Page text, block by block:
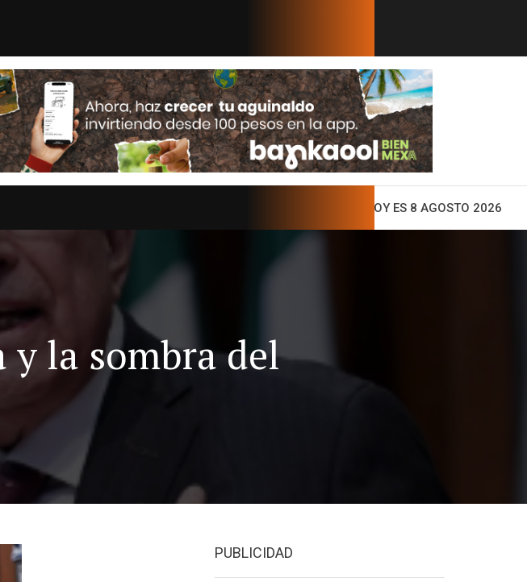
Hogan Lovells Cadwalader fortalece su presencia glob... Cuando la
HOY ES 8 AGOSTO 2026
y la sombra del
PUBLICIDAD